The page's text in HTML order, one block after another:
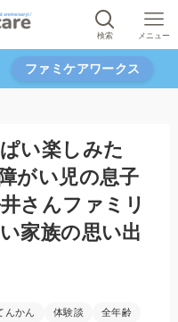
検索 メニュー
ファミケアワークス
い楽しみた
がい児の息子
さんファミリ
家族の思い出
んかん 体験談
全年齢